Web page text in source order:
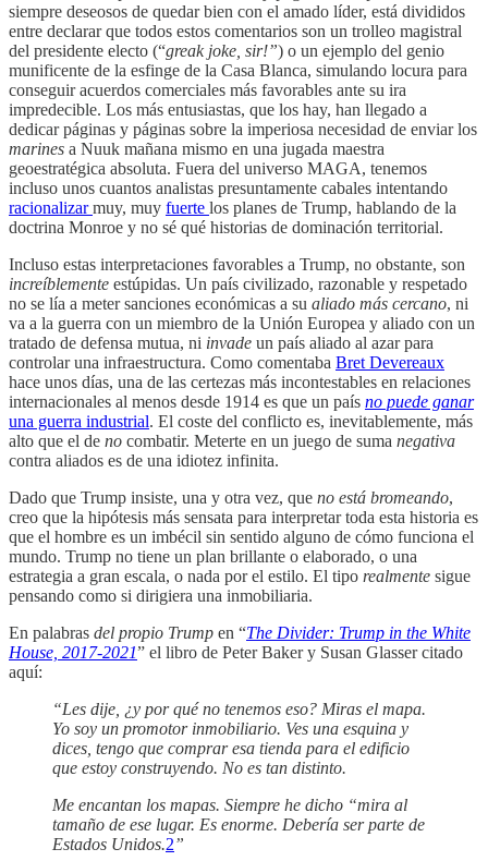
siempre deseosos de quedar bien con el amado líder, está divididos
entre declarar que todos estos comentarios son un trolleo magistral
del presidente electo (“greak joke, sir!”) o un ejemplo del genio
munificente de la esfinge de la Casa Blanca, simulando locura para
conseguir acuerdos comerciales más favorables ante su ira
impredecible. Los más entusiastas, que los hay, han llegado a
dedicar páginas y páginas sobre la imperiosa necesidad de enviar los
marines a Nuuk mañana mismo en una jugada maestra
geoestratégica absoluta. Fuera del universo MAGA, tenemos
incluso unos cuantos analistas presuntamente cabales intentando
racionalizarmuy, muy fuerte los planes de Trump, hablando de la
doctrina Monroe y no sé qué historias de dominación territorial.
Incluso estas interpretaciones favorables a Trump, no obstante, son
increíblemente estúpidas. Un país civilizado, razonable y respetado
no se lía a meter sanciones económicas a su aliado más cercano, ni
va a la guerra con un miembro de la Unión Europea y aliado con un
tratado de defensa mutua, ni invade un país aliado al azar para
controlar una infraestructura. Como comentaba Bret Devereaux
hace unos días, una de las certezas más incontestables en relaciones
internacionales al menos desde 1914 es que un país no puede ganar
una guerra industrial. El coste del conflicto es, inevitablemente, más
alto que el de no combatir. Meterte en un juego de suma negativa
contra aliados es de una idiotez infinita.
Dado que Trump insiste, una y otra vez, que no está bromeando,
creo que la hipótesis más sensata para interpretar toda esta historia es
que el hombre es un imbécil sin sentido alguno de cómo funciona el
mundo. Trump no tiene un plan brillante o elaborado, o una
estrategia a gran escala, o nada por el estilo. El tipo realmente sigue
pensando como si dirigiera una inmobiliaria.
En palabras del propio Trump en “The Divider: Trump in the White
House, 2017-2021” el libro de Peter Baker y Susan Glasser citado
aquí:
“Les dije, ¿y por qué no tenemos eso? Miras el mapa.
Yo soy un promotor inmobiliario. Ves una esquina y
dices, tengo que comprar esa tienda para el edificio
que estoy construyendo. No es tan distinto.
Me encantan los mapas. Siempre he dicho “mira al
tamaño de ese lugar. Es enorme. Debería ser parte de
Estados Unidos.2”